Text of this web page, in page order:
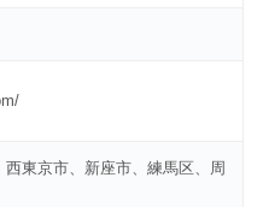
東京市、新座市、練馬区、周